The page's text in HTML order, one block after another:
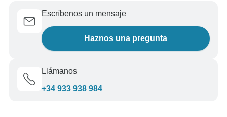
Escríbenos un mensaje
Haznos una pregunta
Llámanos
+34 933 938 984